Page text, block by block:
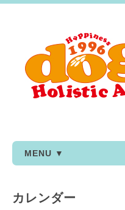
MENU ▼
カレンダー